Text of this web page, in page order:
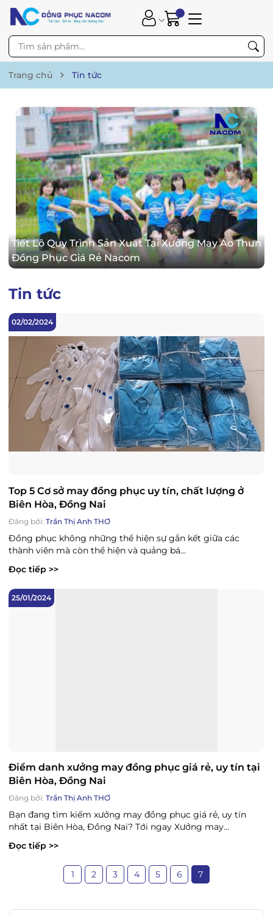
Trang chủ Tin tức
Tiết Lộ Quy Trình Sản Xuất Tại Xưởng May Áo Thun
Đồng Phục Giá Rẻ Nacom
Tin tức
02/02/2024
Top 5 Cơ sở may đồng phục uy tín, chất lượng ở
Biên Hòa, Đồng Nai
Đăng bởi: Trần Thị Anh THƠ
Đồng phục không những thể hiện sự gắn kết giữa các
thành viên mà còn thể hiện và quảng bá...
Đọc tiếp >>
25/01/2024
Điểm danh xưởng may đồng phục giá rẻ, uy tín tại
Biên Hòa, Đồng Nai
Đăng bởi: Trần Thị Anh THƠ
Bạn đang tìm kiếm xưởng may đồng phục giá rẻ, uy tín
nhất tại Biên Hòa, Đồng Nai? Tới ngay Xưởng may...
Đọc tiếp >>
1 2 3 4 5 6 7